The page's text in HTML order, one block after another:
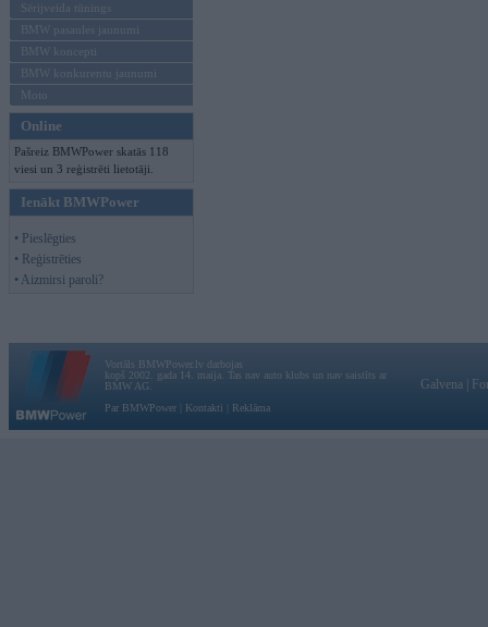
Sērijveida tūnings
BMW pasaules jaunumi
BMW koncepti
BMW konkurentu jaunumi
Moto
Online
Pašreiz BMWPower skatās 118
viesi un 3 reģistrēti lietotāji.
Ienākt BMWPower
• Pieslēgties
• Reģistrēties
• Aizmirsi paroli?
Vortāls BMWPower.lv darbojas
kopš 2002. gada 14. maija. Tas nav auto klubs un nav saistīts ar
BMW AG.
Par BMWPower
Kontakti Reklāma
Galvena